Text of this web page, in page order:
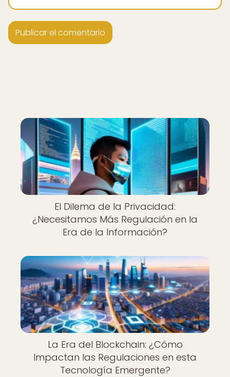
El Dilema de la Privacidad:
¿Necesitamos Más Regulación en la
Era de la Información?
La Era del Blockchain: ¿Cómo
Impactan las Regulaciones en esta
Tecnología Emergente?